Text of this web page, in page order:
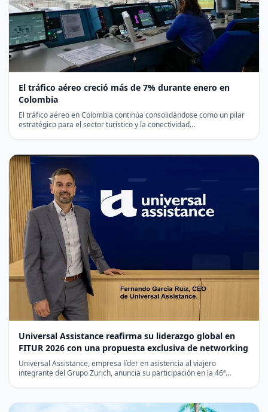
El tráfico aéreo creció más de 7% durante enero en
Colombia
El tráfico aéreo en Colombia continúa consolidándose como un pilar
estratégico para el sector turístico y la conectividad…
Universal Assistance reafirma su liderazgo global en
FITUR 2026 con una propuesta exclusiva de networking
Universal Assistance, empresa líder en asistencia al viajero
integrante del Grupo Zurich, anuncia su participación en la 46ª…